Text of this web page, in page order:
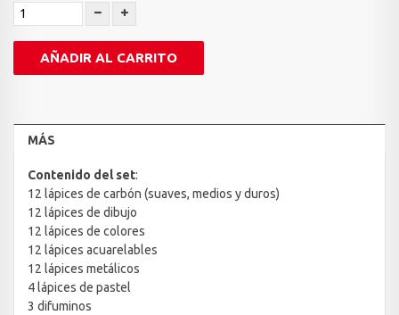
AÑADIR AL CARRITO
MÁS
Contenido del set:
12 lápices de carbón (suaves, medios y duros)
12 lápices de dibujo
12 lápices de colores
12 lápices acuarelables
12 lápices metálicos
4 lápices de pastel
3 difuminos